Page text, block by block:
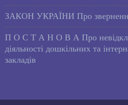
ЗАКОН УКРАЇНИ Про
П О С Т А Н О В А Про
діяльності дошкільних та
закладів